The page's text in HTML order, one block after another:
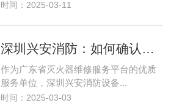
时间：2025-03-11
作为广东省灭火器维修服务平台的优质
服务单位，深圳兴安消防设备...
时间：2025-03-03